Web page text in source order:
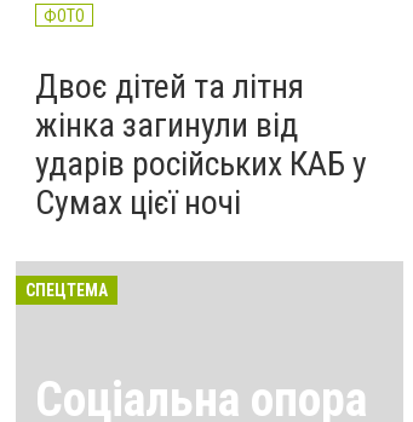
ФОТО
Двоє дітей та літня
жінка загинули від
ударів російських КАБ у
Сумах цієї ночі
СПЕЦТЕМА
Соціальна опора